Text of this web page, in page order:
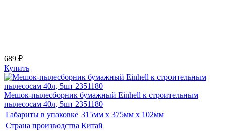
689 ₽
Купить
Мешок-пылесборник бумажный Einhell к строительным
пылесосам 40л, 5шт 2351180
Габариты в упаковке 315мм x 375мм x 102мм
Страна производства Китай